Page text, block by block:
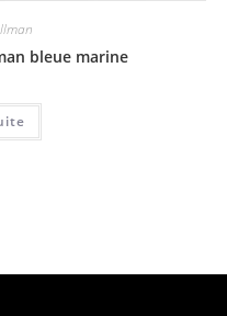
bleue marine